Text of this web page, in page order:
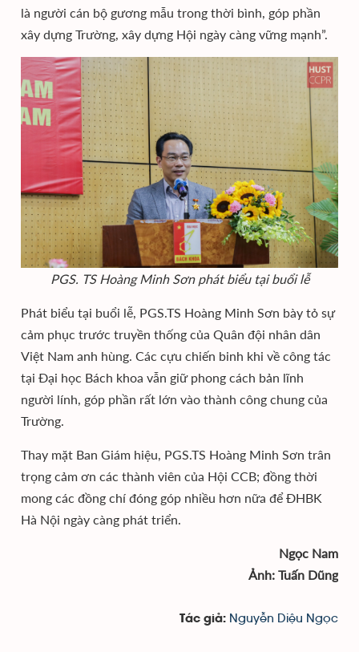
là người cán bộ gương mẫu trong thời bình, góp phần
xây dựng Trường, xây dựng Hội ngày càng vững mạnh”.
PGS. TS Hoàng Minh Sơn phát biểu tại buổi lễ
Phát biểu tại buổi lễ, PGS.TS Hoàng Minh Sơn bày tỏ sự
cảm phục trước truyền thống của Quân đội nhân dân
Việt Nam anh hùng. Các cựu chiến binh khi về công tác
tại Đại học Bách khoa vẫn giữ phong cách bản lĩnh
người lính, góp phần rất lớn vào thành công chung của
Trường.
Thay mặt Ban Giám hiệu, PGS.TS Hoàng Minh Sơn trân
trọng cảm ơn các thành viên của Hội CCB; đồng thời
mong các đồng chí đóng góp nhiều hơn nữa để ĐHBK
Hà Nội ngày càng phát triển.
Ngọc Nam
Ảnh: Tuấn Dũng
Tác giả: Nguyễn Diệu Ngọc